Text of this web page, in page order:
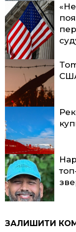
ЗАЛИШИТИ